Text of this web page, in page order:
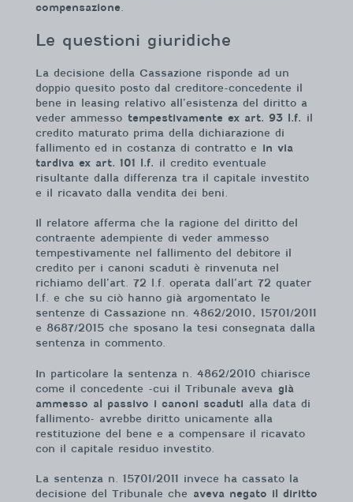
compensazione.
Le questioni giuridiche
La decisione della Cassazione risponde ad un
doppio quesito posto dal creditore-concedente il
bene in leasing relativo all’esistenza del diritto a
veder ammesso tempestivamente ex art. 93 l.f. il
credito maturato prima della dichiarazione di
fallimento ed in costanza di contratto e in via
tardiva ex art. 101 l.f. il credito eventuale
risultante dalla differenza tra il capitale investito
e il ricavato dalla vendita dei beni.
Il relatore afferma che la ragione del diritto del
contraente adempiente di veder ammesso
tempestivamente nel fallimento del debitore il
credito per i canoni scaduti è rinvenuta nel
richiamo dell’art. 72 l.f. operata dall’art 72 quater
l.f. e che su ciò hanno già argomentato le
sentenze di Cassazione nn. 4862/2010, 15701/2011
e 8687/2015 che sposano la tesi consegnata dalla
sentenza in commento.
In particolare la sentenza n. 4862/2010 chiarisce
come il concedente -cui il Tribunale aveva già
ammesso al passivo i canoni scaduti alla data di
fallimento- avrebbe diritto unicamente alla
restituzione del bene e a compensare il ricavato
con il capitale residuo investito.
La sentenza n. 15701/2011 invece ha cassato la
decisione del Tribunale che aveva negato il diritto